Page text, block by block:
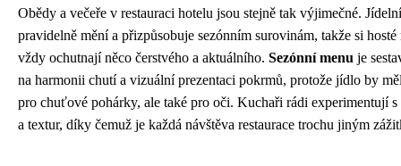
Obědy a večeře v restauraci hotelu jsou stejně tak výjimečné.
pravidelně mění a přizpůsobuje sezónním surovinám, takže si
vždy ochutnají něco čerstvého a aktuálního. Sezónní menu je
na harmonii chutí a vizuální prezentaci pokrmů, protože jídlo by
pro chuťové pohárky, ale také pro oči. Kuchaři rádi experimentují
a textur, díky čemuž je každá návštěva restaurace trochu jiným